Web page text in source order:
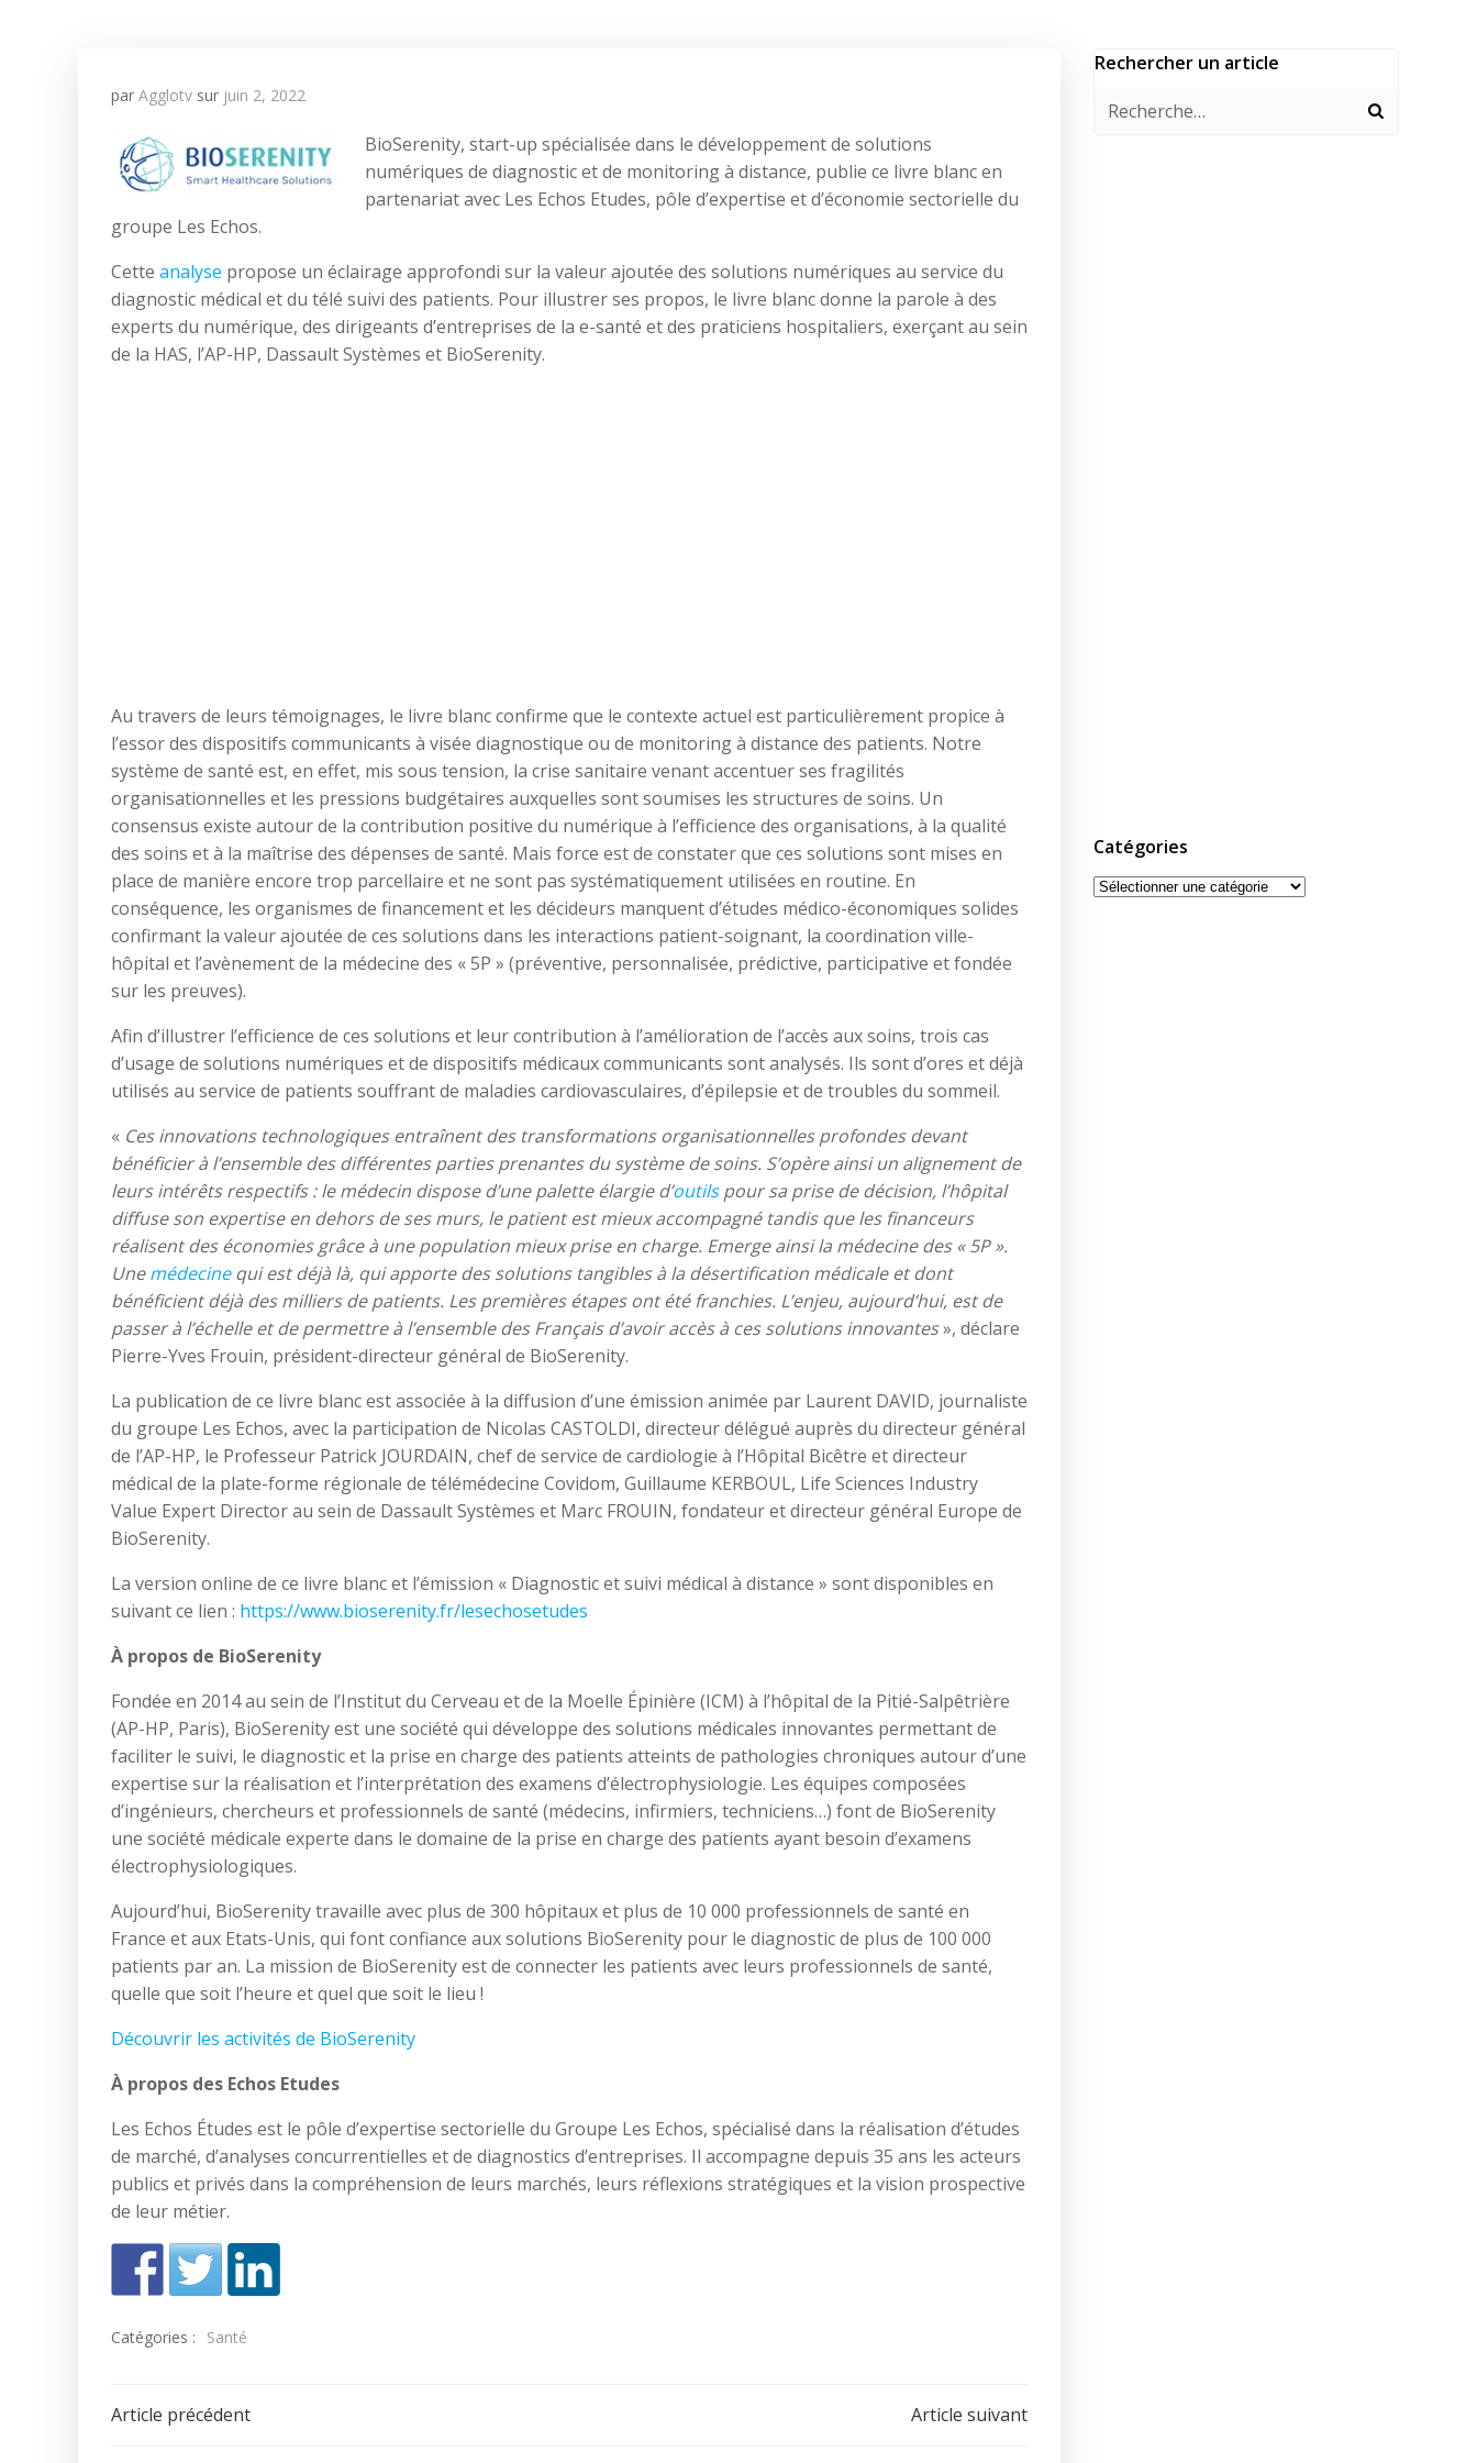
par Agglotv sur juin 2, 2022
BioSerenity, start-up spécialisée dans le développement de solutions
numériques de diagnostic et de monitoring à distance, publie ce livre blanc en
partenariat avec Les Echos Etudes, pôle d’expertise et d’économie sectorielle du
groupe Les Echos.
Cette analyse propose un éclairage approfondi sur la valeur ajoutée des solutions numériques au service du
diagnostic médical et du télé suivi des patients. Pour illustrer ses propos, le livre blanc donne la parole à des
experts du numérique, des dirigeants d’entreprises de la e-santé et des praticiens hospitaliers, exerçant au sein
de la HAS, l’AP-HP, Dassault Systèmes et BioSerenity.
Au travers de leurs témoignages, le livre blanc confirme que le contexte actuel est particulièrement propice à
l’essor des dispositifs communicants à visée diagnostique ou de monitoring à distance des patients. Notre
système de santé est, en effet, mis sous tension, la crise sanitaire venant accentuer ses fragilités
organisationnelles et les pressions budgétaires auxquelles sont soumises les structures de soins. Un
consensus existe autour de la contribution positive du numérique à l’efficience des organisations, à la qualité
des soins et à la maîtrise des dépenses de santé. Mais force est de constater que ces solutions sont mises en
place de manière encore trop parcellaire et ne sont pas systématiquement utilisées en routine. En
conséquence, les organismes de financement et les décideurs manquent d’études médico-économiques solides
confirmant la valeur ajoutée de ces solutions dans les interactions patient-soignant, la coordination ville-
hôpital et l’avènement de la médecine des « 5P » (préventive, personnalisée, prédictive, participative et fondée
sur les preuves).
Afin d’illustrer l’efficience de ces solutions et leur contribution à l’amélioration de l’accès aux soins, trois cas
d’usage de solutions numériques et de dispositifs médicaux communicants sont analysés. Ils sont d’ores et déjà
utilisés au service de patients souffrant de maladies cardiovasculaires, d’épilepsie et de troubles du sommeil.
« Ces innovations technologiques entraînent des transformations organisationnelles profondes devant
bénéficier à l’ensemble des différentes parties prenantes du système de soins. S’opère ainsi un alignement de
leurs intérêts respectifs : le médecin dispose d’une palette élargie d’outilspour sa prise de décision, l’hôpital
diffuse son expertise en dehors de ses murs, le patient est mieux accompagné tandis que les financeurs
réalisent des économies grâce à une population mieux prise en charge. Emerge ainsi la médecine des « 5P ».
Unemédecinequi est déjà là, qui apporte des solutions tangibles à la désertification médicale et dont
bénéficient déjà des milliers de patients. Les premières étapes ont été franchies. L’enjeu, aujourd’hui, est de
passer à l’échelle et de permettre à l’ensemble des Français d’avoir accès à ces solutions innovantes», déclare
Pierre-Yves Frouin, président-directeur général de BioSerenity.
La publication de ce livre blanc est associée à la diffusion d’une émission animée par Laurent DAVID, journaliste
du groupe Les Echos, avec la participation de Nicolas CASTOLDI, directeur délégué auprès du directeur général
de l’AP-HP, le Professeur Patrick JOURDAIN, chef de service de cardiologie à l’Hôpital Bicêtre et directeur
médical de la plate-forme régionale de télémédecine Covidom, Guillaume KERBOUL, Life Sciences Industry
Value Expert Director au sein de Dassault Systèmes et Marc FROUIN, fondateur et directeur général Europe de
BioSerenity.
La version online de ce livre blanc et l’émission « Diagnostic et suivi médical à distance » sont disponibles en
suivant ce lien : https://www.bioserenity.fr/lesechosetudes
À propos de BioSerenity
Fondée en 2014 au sein de l’Institut du Cerveau et de la Moelle Épinière (ICM) à l’hôpital de la Pitié-Salpêtrière
(AP-HP, Paris), BioSerenity est une société qui développe des solutions médicales innovantes permettant de
faciliter le suivi, le diagnostic et la prise en charge des patients atteints de pathologies chroniques autour d’une
expertise sur la réalisation et l’interprétation des examens d’électrophysiologie. Les équipes composées
d’ingénieurs, chercheurs et professionnels de santé (médecins, infirmiers, techniciens…) font de BioSerenity
une société médicale experte dans le domaine de la prise en charge des patients ayant besoin d’examens
électrophysiologiques.
Aujourd’hui, BioSerenity travaille avec plus de 300 hôpitaux et plus de 10 000 professionnels de santé en
France et aux Etats-Unis, qui font confiance aux solutions BioSerenity pour le diagnostic de plus de 100 000
patients par an. La mission de BioSerenity est de connecter les patients avec leurs professionnels de santé,
quelle que soit l’heure et quel que soit le lieu !
Découvrir les activités de BioSerenity
À propos des Echos Etudes
Les Echos Études est le pôle d’expertise sectorielle du Groupe Les Echos, spécialisé dans la réalisation d’études
de marché, d’analyses concurrentielles et de diagnostics d’entreprises. Il accompagne depuis 35 ans les acteurs
publics et privés dans la compréhension de leurs marchés, leurs réflexions stratégiques et la vision prospective
de leur métier.
Catégories : Santé
Navigation
Article précédent Article suivant
Rechercher un article
Catégories
Catégories